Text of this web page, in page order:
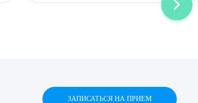
ЗАПИСАТЬСЯ НА ПРИЕМ